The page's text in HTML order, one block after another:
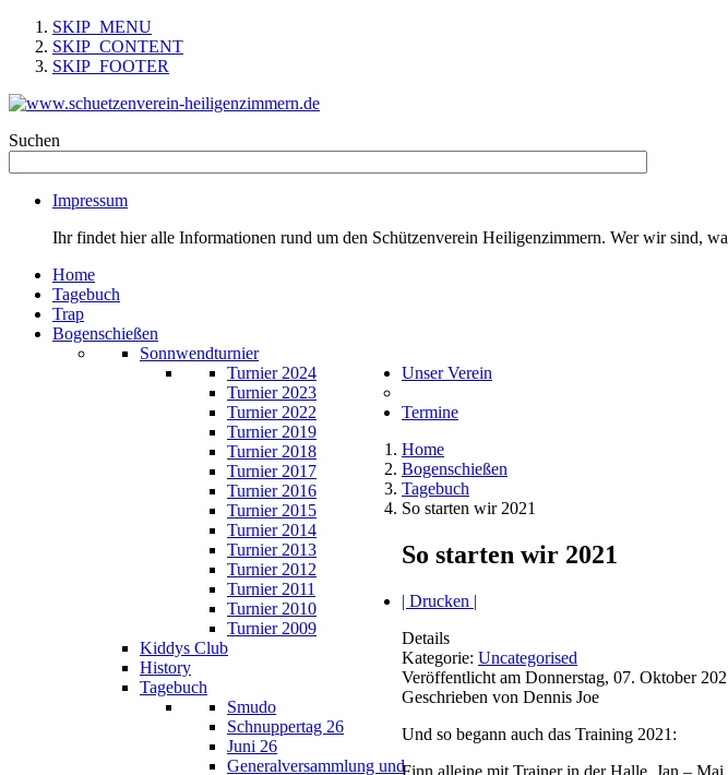
SKIP_MENU
SKIP_CONTENT
SKIP_FOOTER
Suchen
Impressum
Ihr findet hier alle Informationen rund um den Schützenverein Heiligenzimmern. Wer wir sind,
Home
Tagebuch
Trap
Bogenschießen
Sonnwendturnier
Turnier 2024
Turnier 2023
Turnier 2022
Turnier 2019
Turnier 2018
Turnier 2017
Turnier 2016
Turnier 2015
Turnier 2014
Turnier 2013
Turnier 2012
Turnier 2011
Turnier 2010
Turnier 2009
Kiddys Club
History
Tagebuch
Smudo
Schnuppertag 26
Juni 26
Generalversammlung und
Unser Verein
Termine
Home
Bogenschießen
Tagebuch
So starten wir 2021
So starten wir 2021
| Drucken |
Details
Kategorie: Uncategorised
Veröffentlicht am Donnerstag, 07. Oktober
Geschrieben von Dennis Joe
Und so begann
Finn alleine mit Trainer in der Halle, Jan –